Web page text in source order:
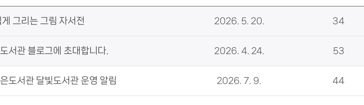
그리는 그림 자서전 2026. 5. 20. 34
서관 블로그에 초대합니다. 2026. 4. 24. 53
도서관 달빛도서관 운영 알림 2026. 7. 9. 44